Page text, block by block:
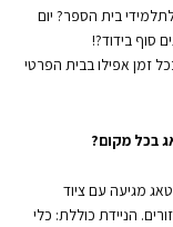
בית הספר? יום
סוף בידוד?!
זמן אפילו בבית הפרטי
בכל מקום?
מגיעה עם ציוד
הניידת כוללת: כלי